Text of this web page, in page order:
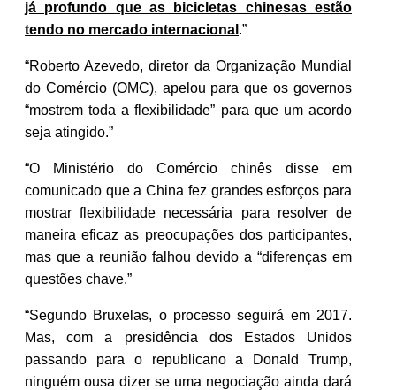
já profundo que as bicicletas chinesas estão
tendo no mercado internacional .”
“Roberto Azevedo, diretor da Organização Mundial
do Comércio (OMC), apelou para que os governos
“mostrem toda a flexibilidade” para que um acordo
seja atingido.”
“O Ministério do Comércio chinês disse em
comunicado que a China fez grandes esforços para
mostrar flexibilidade necessária para resolver de
maneira eficaz as preocupações dos participantes,
mas que a reunião falhou devido a “diferenças em
questões chave.”
“Segundo Bruxelas, o processo seguirá em 2017.
Mas, com a presidência dos Estados Unidos
passando para o republicano a Donald Trump,
ninguém ousa dizer se uma negociação ainda dará